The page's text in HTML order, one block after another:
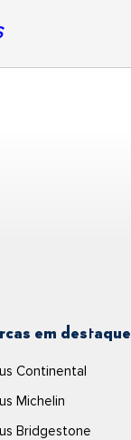
em destaque
Continental
Michelin
Bridgestone